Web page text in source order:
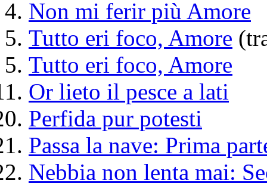
Non mi ferir più Amore
Tutto eri foco, Amore
Tutto eri foco, Amore
Or lieto il pesce a lati
Perfida pur potesti
Passa la nave: Prima
Nebbia non lenta mai: